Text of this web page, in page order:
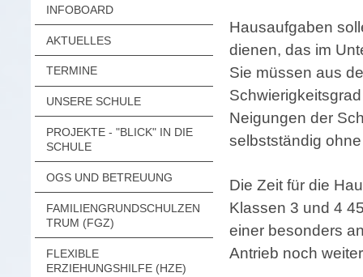
INFOBOARD
AKTUELLES
TERMINE
UNSERE SCHULE
PROJEKTE - "BLICK" IN DIE
SCHULE
OGS UND BETREUUNG
FAMILIENGRUNDSCHULZEN
TRUM (FGZ)
FLEXIBLE
ERZIEHUNGSHILFE (HZE)
Hausaufgaben
dienen, das im
Sie müssen aus
Neigungen der
selbstständig
Die Zeit für die
Klassen 3 und 4
einer besonders
Antrieb noch